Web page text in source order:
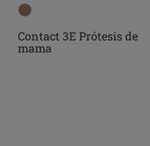
Contact 3E Prótesis de
mama